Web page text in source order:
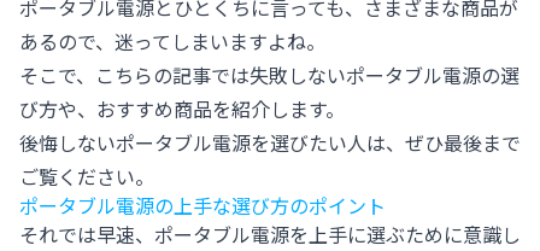
ポータブル電源とひとくちに言っても、さまざまな商品が
あるので、迷ってしまいますよね。
そこで、こちらの記事では失敗しないポータブル電源の選
び方や、おすすめ商品を紹介します。
後悔しないポータブル電源を選びたい人は、ぜひ最後まで
ご覧ください。
ポータブル電源の上手な選び方のポイント
それでは早速、ポータブル電源を上手に選ぶために意識し